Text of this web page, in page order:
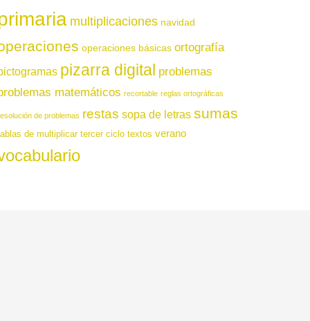
multiplicaciones navidad
operaciones básicas ortografía
pizarra digital problemas
matemáticos recortable reglas ortográficas
de problemas restas sopa de letras sumas
de multiplicar tercer ciclo textos verano